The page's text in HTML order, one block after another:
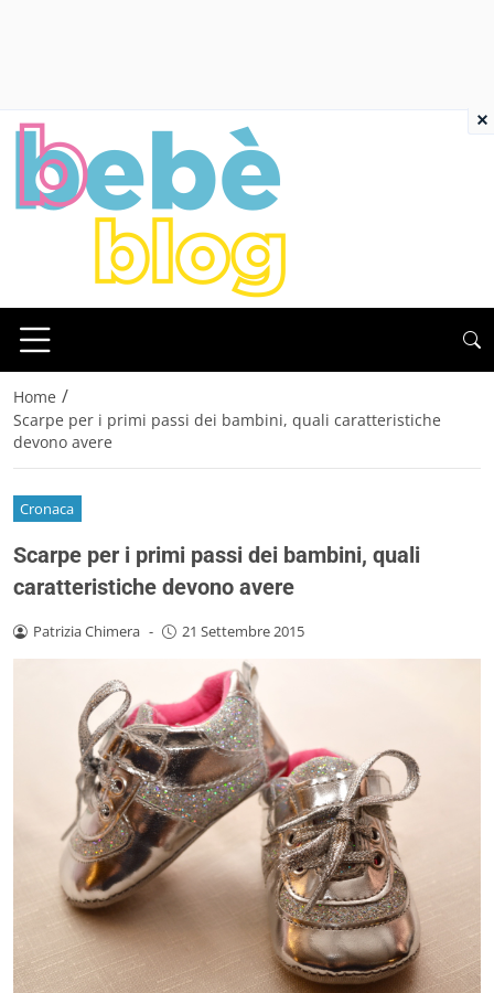
Home /
Scarpe per i primi passi dei bambini, quali caratteristiche
devono avere
Cronaca
Scarpe per i primi passi dei bambini, quali
caratteristiche devono avere
Patrizia Chimera - 21 Settembre 2015
×